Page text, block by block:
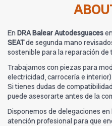
En DRA Balear Autodesguaces
SEATde segunda mano
sostenible para la reparación de
Trabajamos con piezas para
electricidad, carrocería e
Si tienes dudas de
puede asesorarte antes de la
Disponemos de delegaciones en
atención profesional para que